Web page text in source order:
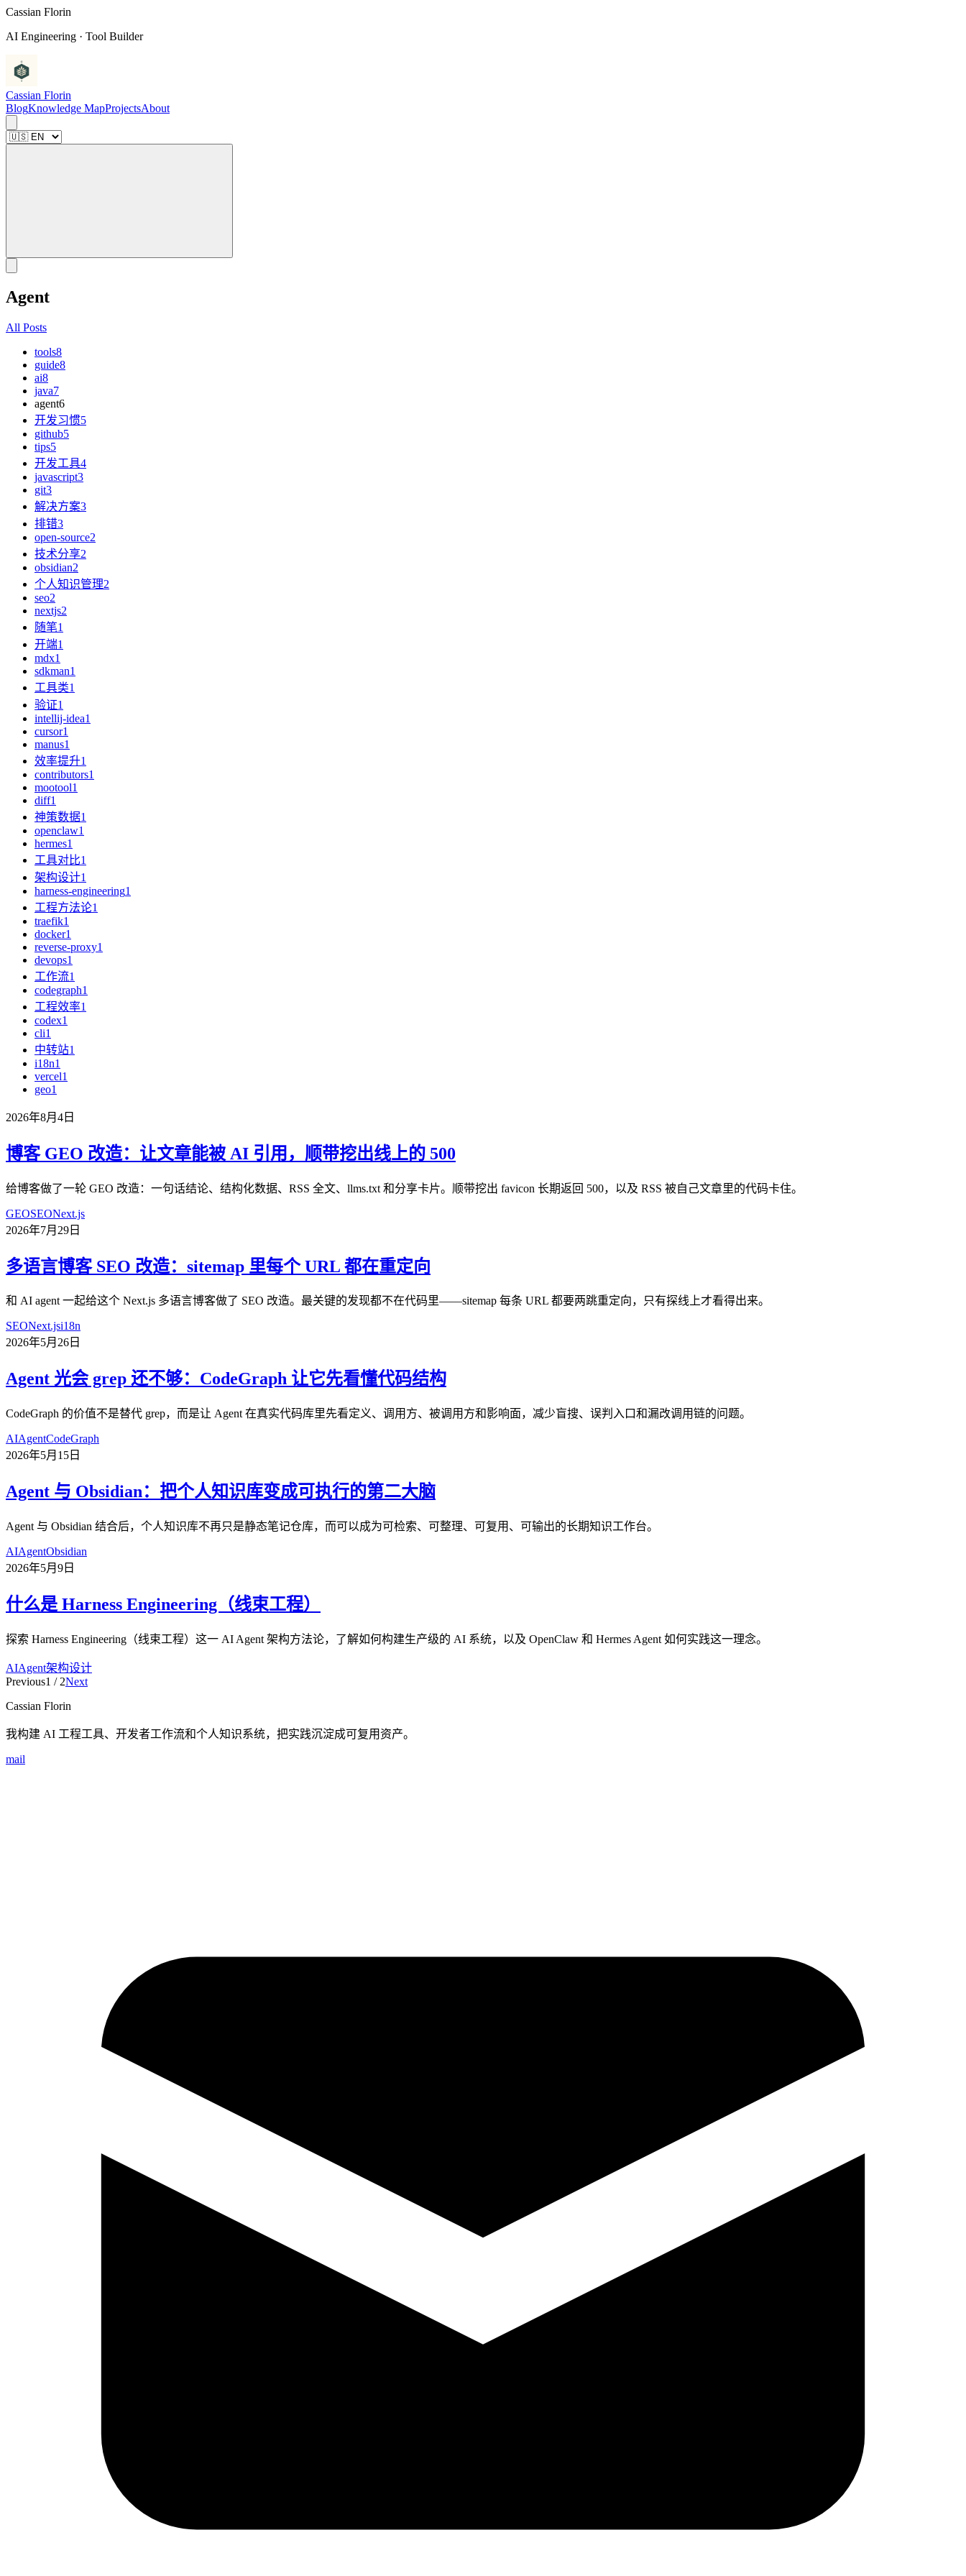
Cassian Florin
AI Engineering · Tool Builder
Cassian Florin
BlogKnowledge MapProjectsAbout
Agent
All Posts
tools8
guide8
ai8
java7
agent6
开发习惯5
github5
tips5
开发工具4
javascript3
git3
解决方案3
排错3
open-source2
技术分享2
obsidian2
个人知识管理2
seo2
nextjs2
随笔1
开端1
mdx1
sdkman1
工具类1
验证1
intellij-idea1
cursor1
manus1
效率提升1
contributors1
mootool1
diff1
神策数据1
openclaw1
hermes1
工具对比1
架构设计1
harness-engineering1
工程方法论1
traefik1
docker1
reverse-proxy1
devops1
工作流1
codegraph1
工程效率1
codex1
cli1
中转站1
i18n1
vercel1
geo1
2026年8月4日
博客 GEO 改造：让文章能被 AI 引用，顺带挖出线上的 500
给博客做了一轮 GEO 改造：一句话结论、结构化数据、RSS 全文、llms.txt 和分享卡片。顺带挖出 favicon 长期返回 500，以及 RSS 被自己文章里的代码卡住。
GEOSEONext.js
2026年7月29日
多语言博客 SEO 改造：sitemap 里每个 URL 都在重定向
和 AI agent 一起给这个 Next.js 多语言博客做了 SEO 改造。最关键的发现都不在代码里——sitemap 每条 URL 都要两跳重定向，只有探线上才看得出来。
SEONext.jsi18n
2026年5月26日
Agent 光会 grep 还不够：CodeGraph 让它先看懂代码结构
CodeGraph 的价值不是替代 grep，而是让 Agent 在真实代码库里先看定义、调用方、被调用方和影响面，减少盲搜、误判入口和漏改调用链的问题。
AIAgentCodeGraph
2026年5月15日
Agent 与 Obsidian：把个人知识库变成可执行的第二大脑
Agent 与 Obsidian 结合后，个人知识库不再只是静态笔记仓库，而可以成为可检索、可整理、可复用、可输出的长期知识工作台。
AIAgentObsidian
2026年5月9日
什么是 Harness Engineering（线束工程）
探索 Harness Engineering（线束工程）这一 AI Agent 架构方法论，了解如何构建生产级的 AI 系统，以及 OpenClaw 和 Hermes Agent 如何实践这一理念。
AIAgent架构设计
Previous1 / 2Next
Cassian Florin
我构建 AI 工程工具、开发者工作流和个人知识系统，把实践沉淀成可复用资产。
mail